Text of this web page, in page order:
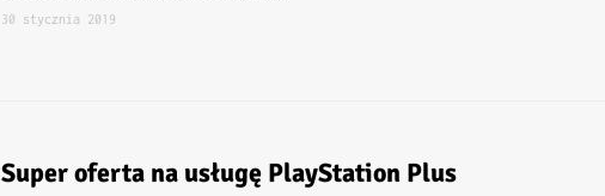
30 stycznia 2019
Super oferta na usługę PlayStation Plus